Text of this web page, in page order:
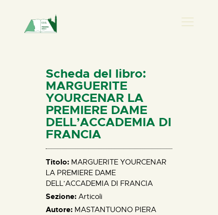
HOME
CHI SIAMO
NEWS
PERCORSI
BIBLIOTECA
CONTATTI
Scheda del libro:
MARGUERITE
YOURCENAR LA
PREMIERE DAME
DELL’ACCADEMIA DI
FRANCIA
Titolo: MARGUERITE YOURCENAR
LA PREMIERE DAME
DELL’ACCADEMIA DI FRANCIA
Sezione: Articoli
Autore: MASTANTUONO PIERA